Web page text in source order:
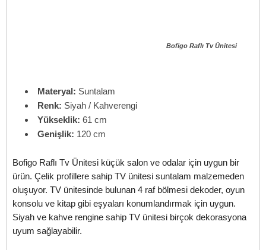
Bofigo Raflı Tv Ünitesi
Materyal: Suntalam
Renk: Siyah / Kahverengi
Yükseklik: 61 cm
Genişlik: 120 cm
Bofigo Raflı Tv Ünitesi küçük salon ve odalar için uygun bir
ürün. Çelik profillere sahip TV ünitesi suntalam malzemeden
oluşuyor. TV ünitesinde bulunan 4 raf bölmesi dekoder, oyun
konsolu ve kitap gibi eşyaları konumlandırmak için uygun.
Siyah ve kahve rengine sahip TV ünitesi birçok dekorasyona
uyum sağlayabilir.